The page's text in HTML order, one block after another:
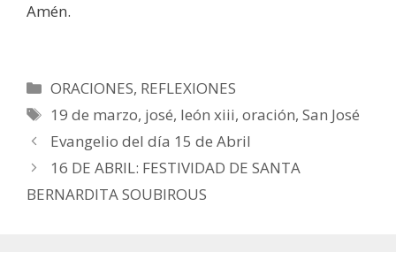
Amén.
Categorías
ORACIONES, REFLEXIONES
Etiquetas
19 de marzo, josé, león xiii,oración,San José
Evangelio del día 15 de Abril
16 DE ABRIL: FESTIVIDAD DE SANTA
BERNARDITA SOUBIROUS